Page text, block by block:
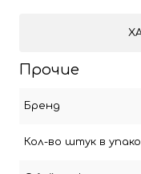
Прочие
Бренд
Кол-во штук в